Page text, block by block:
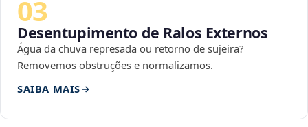
03
Desentupimento de Ralos Externos
Água da chuva represada ou retorno de sujeira?
Removemos obstruções e normalizamos.
SAIBA MAIS